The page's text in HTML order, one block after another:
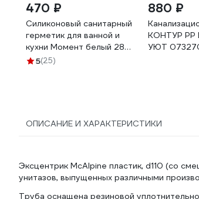
470 ₽
Силиконовый санитарный
герметик для ванной и
кухни Момент белый 280
мл Б0018852
5(25)
880 ₽
КОНТУР РР
УЮТ
ОПИСАНИЕ И ХАРАКТЕРИСТИКИ
Эксцентрик McAlpine пластик, d110 (со
унитазов, выпущенных различными
Труба оснащена резиновой